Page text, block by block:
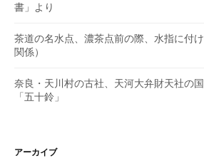
書」より
茶道の名水点、濃茶点前の際、水指に付
関係）
奈良・天川村の古社、天河大弁財天社の
「五十鈴」
アーカイブ